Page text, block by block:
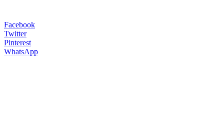
Facebook
Twitter
Pinterest
WhatsApp